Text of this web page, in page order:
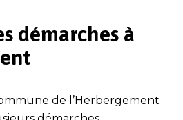
démarches à
de l’Herbergement